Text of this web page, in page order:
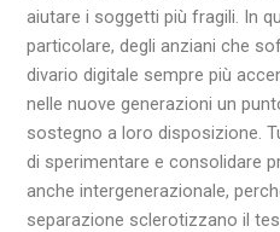
aiutare i soggetti più fragili. In
particolare, degli anziani che
divario digitale sempre più
nelle nuove generazioni un
sostegno a loro disposizione.
di sperimentare e consolidare
anche intergenerazionale,
separazione sclerotizzano il